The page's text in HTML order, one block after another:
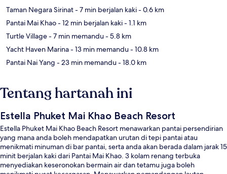
Taman Negara Sirinat- 7 min berjalan kaki- 0.6 km
Pantai Mai Khao- 12 min berjalan kaki- 1.1 km
Turtle Village- 7 min memandu- 5.8 km
Yacht Haven Marina- 13 min memandu- 10.8 km
Pantai Nai Yang - 23 min memandu- 18.0 km
Tentang hartanah ini
Estella Phuket Mai Khao Beach Resort
Estella Phuket Mai Khao Beach Resort menawarkan pantai persendirian
yang mana anda boleh mendapatkan urutan di tepi pantai atau
menikmati minuman di bar pantai, serta anda akan berada dalam jarak 15
minit berjalan kaki dari Pantai Mai Khao. 3 kolam renang terbuka
menyediakan keseronokan bermain air dan tetamu juga boleh